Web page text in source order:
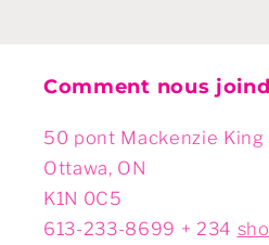
Comment nous
50 pont Mackenzie King
Ottawa, ON
K1N 0C5
613-233-8699 + 234